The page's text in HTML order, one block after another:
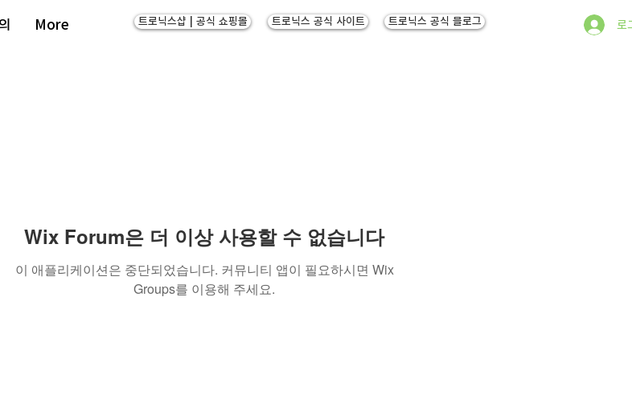
More 트로닉스샵 | 공식 쇼핑몰 트로닉스 공식 사이트 트로닉스 공식 블로그 로
Wix Forum은 더 이상 사용할 수 없습니다
이 애플리케이션은 중단되었습니다. 커뮤니티 앱이 필요하시면 Wix
Groups를 이용해 주세요.